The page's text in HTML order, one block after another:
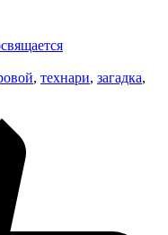
, технари, загадка,